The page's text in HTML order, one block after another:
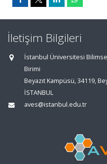
İletişim Bilgileri
İstanbul Üniversitesi
Birimi
Beyazıt Kampüsü, 34119,
İSTANBUL
aves@istanbul.edu.tr